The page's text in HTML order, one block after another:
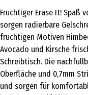
Fruchtiger Erase It! Spaß
sorgen radierbare
fruchtigen Motiven
Avocado und Kirsche
Schreibtisch. Die
Oberfläche und 0,7mm
und sorgen für